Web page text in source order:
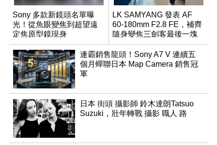
Sony 多款新鏡頭名單曝
光！從魚眼變焦到超望遠
定焦原型鏡現身
LK SAMYANG 發表 AF
60-180mm F2.8 FE，補齊
隨身變焦三劍客最後一塊
拼圖
連霸銷售龍頭！Sony A7 V 連續五
個月蟬聯日本 Map Camera 銷售冠
軍
日本 街頭 攝影師 鈴木達朗Tatsuo
Suzuki，壯年轉戰 攝影 職人 路